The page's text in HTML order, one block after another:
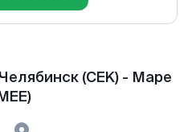
(CEK) - Маре